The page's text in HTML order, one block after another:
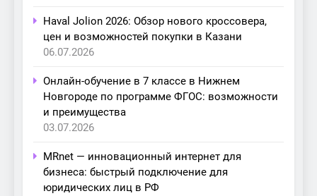
Haval Jolion 2026: Обзор нового кроссовера,
цен и возможностей покупки в Казани
06.07.2026
Онлайн-обучение в 7 классе в Нижнем
Новгороде по программе ФГОС: возможности
и преимущества
03.07.2026
MRnet — инновационный интернет для
бизнеса: быстрый подключение для
юридических лиц в РФ